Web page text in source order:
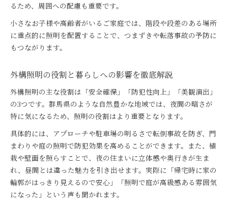
るため、周囲への配慮も重要です。
小さなお子様や高齢者がいるご家庭では、階段や段差のある場所
に重点的に照明を配置することで、つまずきや転落事故の予防に
もつながります。
外構照明の役割と暮らしへの影響を徹底解説
外構照明の主な役割は「安全確保」「防犯性向上」「美観演出」
の3つです。群馬県のような自然豊かな地域では、夜間の暗さが
特に気になるため、照明の役割はより重要となります。
具体的には、アプローチや駐車場の明るさで転倒事故を防ぎ、門
まわりや庭の照明で防犯効果を高めることができます。また、植
栽や壁面を照らすことで、夜の住まいに立体感や奥行きが生ま
れ、昼間とは違った魅力を引き出せます。実際に「帰宅時に家の
輪郭がはっきり見えるので安心」「照明で庭が高級感ある雰囲気
になった」という声も聞かれます。